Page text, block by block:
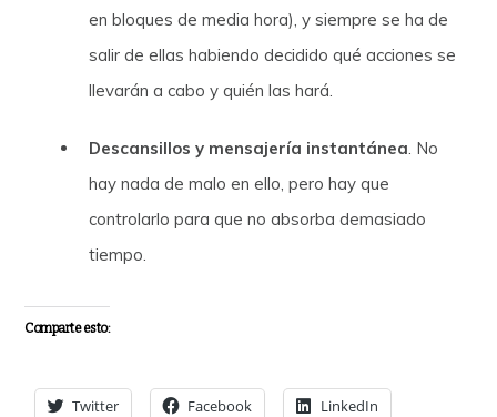
en bloques de media hora), y siempre se ha de
salir de ellas habiendo decidido qué acciones se
llevarán a cabo y quién las hará.
Descansillos y mensajería instantánea. No
hay nada de malo en ello, pero hay que
controlarlo para que no absorba demasiado
tiempo.
Comparte esto:
Twitter Facebook LinkedIn